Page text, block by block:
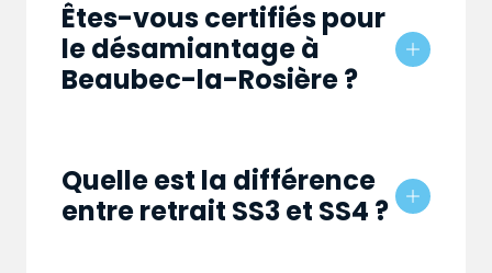
Êtes-vous certifiés pour
le désamiantage à
Beaubec-la-Rosière ?
Quelle est la différence
entre retrait SS3 et SS4 ?